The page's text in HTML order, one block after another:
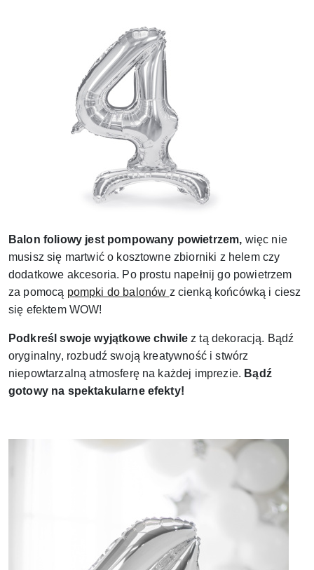
Balon foliowy jest pompowany powietrzem, więc nie
musisz się martwić o kosztowne zbiorniki z helem czy
dodatkowe akcesoria. Po prostu napełnij go powietrzem
za pomocą pompki do balonów z cienką końcówką i ciesz
się efektem WOW!
Podkreśl swoje wyjątkowe chwilez tą dekoracją. Bądź
oryginalny, rozbudź swoją kreatywność i stwórz
niepowtarzalną atmosferę na każdej imprezie. Bądź
gotowy na spektakularne efekty!